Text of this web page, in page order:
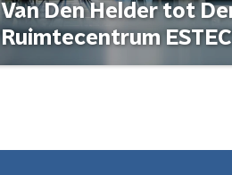
Van Den Helder tot
Ruimtecentrum